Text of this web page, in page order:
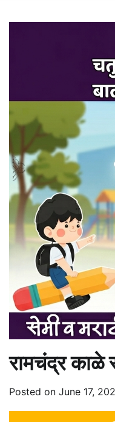
रामचंद्र काळे
Posted on June 17,